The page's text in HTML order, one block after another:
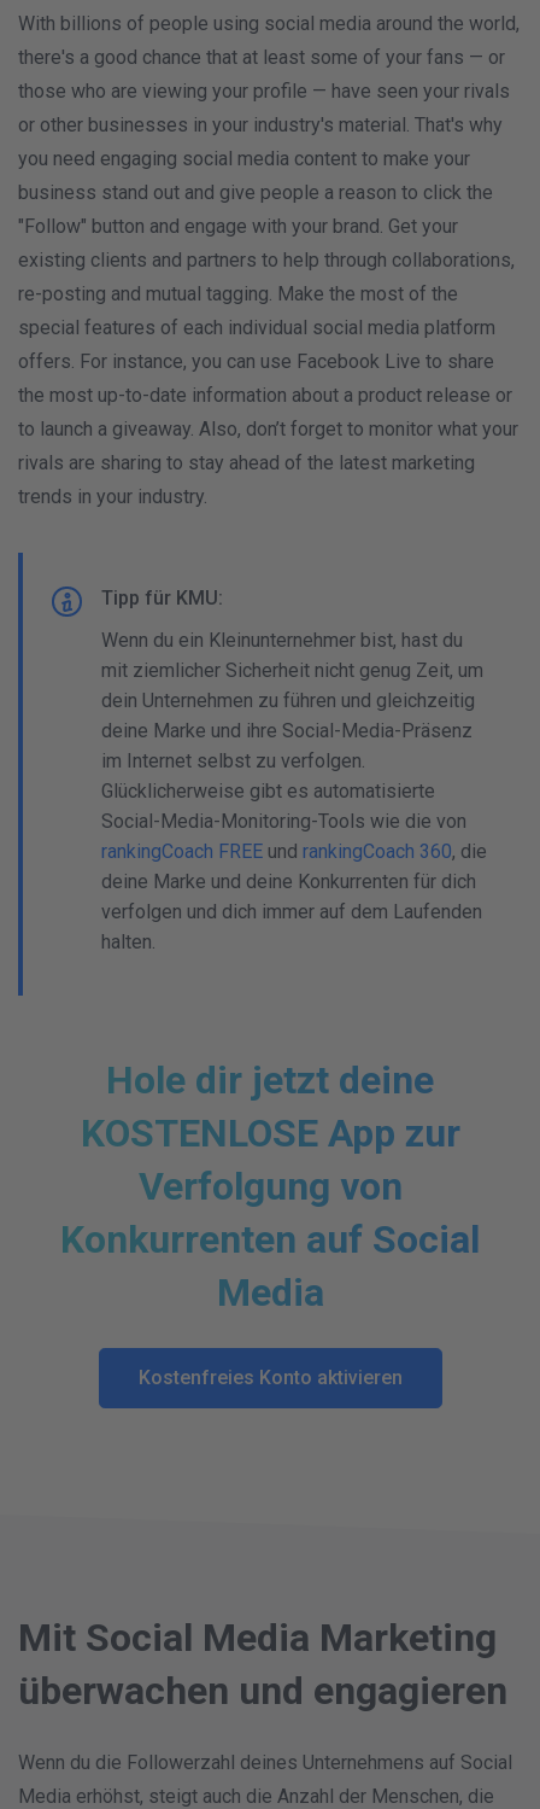
With billions of people using social media around the world,
there's a good chance that at least some of your fans — or
those who are viewing your profile — have seen your rivals
or other businesses in your industry's material. That's why
you need engaging social media content to make your
business stand out and give people a reason to click the
"Follow" button and engage with your brand. Get your
existing clients and partners to help through collaborations,
re-posting and mutual tagging. Make the most of the
special features of each individual social media platform
offers. For instance, you can use Facebook Live to share
the most up-to-date information about a product release or
to launch a giveaway. Also, don’t forget to monitor what your
rivals are sharing to stay ahead of the latest marketing
trends in your industry.
Tipp für KMU:
Wenn du ein Kleinunternehmer bist, hast du
mit ziemlicher Sicherheit nicht genug Zeit, um
dein Unternehmen zu führen und gleichzeitig
deine Marke und ihre Social-Media-Präsenz
im Internet selbst zu verfolgen.
Glücklicherweise gibt es automatisierte
Social-Media-Monitoring-Tools wie die von
rankingCoach FREE und rankingCoach 360, die
deine Marke und deine Konkurrenten für dich
verfolgen und dich immer auf dem Laufenden
halten.
Hole dir jetzt deine
KOSTENLOSE App zur
Verfolgung von
Konkurrenten auf Social
Media
Kostenfreies Konto aktivieren
Mit Social Media Marketing
überwachen und engagieren
Wenn du die Followerzahl deines Unternehmens auf Social
Media erhöhst, steigt auch die Anzahl der Menschen, die